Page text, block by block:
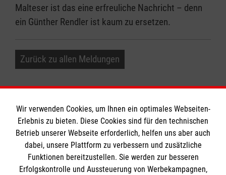
Malteser ist das eine erfreuliche Nachricht – denn
ein Günther Rendler ist kaum zu ersetzen.
Zurück zu allen Meldungen
Informationen
Impressum
Wir verwenden Cookies, um Ihnen ein optimales Webseiten-
Erlebnis zu bieten. Diese Cookies sind für den technischen
Betrieb unserer Webseite erforderlich, helfen uns aber auch
dabei, unsere Plattform zu verbessern und zusätzliche
Funktionen bereitzustellen. Sie werden zur besseren
Erfolgskontrolle und Aussteuerung von Werbekampagnen,